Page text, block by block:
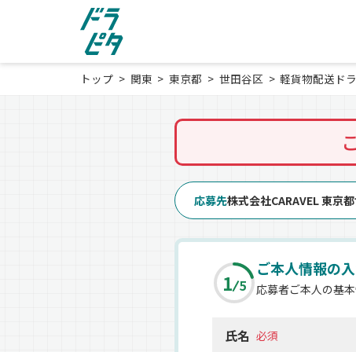
トップ 関東 東京都 世田谷区 軽貨物配送ド
応募先株式会社CARAVEL 東京
1 5
ご本人情報の
応募者ご本人の基
氏名 必須